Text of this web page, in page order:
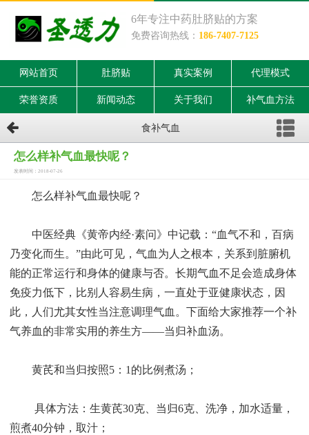
6年专注中药肚脐贴的方案
免费咨询热线： 186-7407-7125
网站首页 肚脐贴 真实案例 代理模式
荣誉资质 新闻动态 关于我们 补气血方法
食补气血
怎么样补气血最快呢？
发表时间：2018-07-26
怎么样补气血最快呢？
中医经典《黄帝内经·素问》中记载：“血气不和，百病
乃变化而生。”由此可见，气血为人之根本，关系到脏腑机
能的正常运行和身体的健康与否。长期气血不足会造成身体
免疫力低下，比别人容易生病，一直处于亚健康状态，因
此，人们尤其女性当注意调理气血。下面给大家推荐一个补
气养血的非常实用的养生方——当归补血汤。
黄芪和当归按照5：1的比例煮汤；
具体方法：生黄芪30克、当归6克、洗净，加水适量，
煎煮40分钟，取汁；